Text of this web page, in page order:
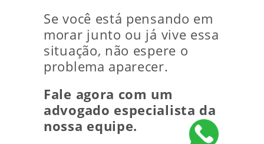
Se você está pensando em
morar junto ou já vive essa
situação, não espere o
problema aparecer.
Fale agora com um
advogado especialista da
nossa equipe.